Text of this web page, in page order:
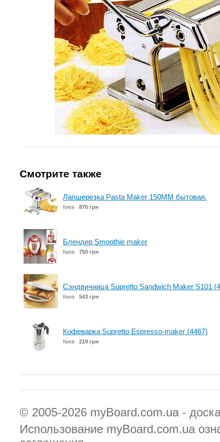
Смотрите также
Лапшерезка Pasta Maker 150MM бытовая.
Киев 870 грн
Блендер Smoothie maker
Киев 750 грн
Сэндвичница Supretto Sandwich Maker S101
Киев 543 грн
Кофеварка Supretto Espresso-maker (4467)
Киев 219 грн
© 2005-2026 myBoard.com.ua -
Использование myBoard.com.ua